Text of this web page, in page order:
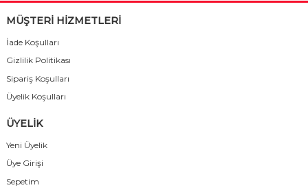
MÜŞTERİ HİZMETLERİ
İade Koşulları
Gizlilik Politikası
Sipariş Koşulları
Üyelik Koşulları
ÜYELİK
Yeni Üyelik
Üye Girişi
Sepetim